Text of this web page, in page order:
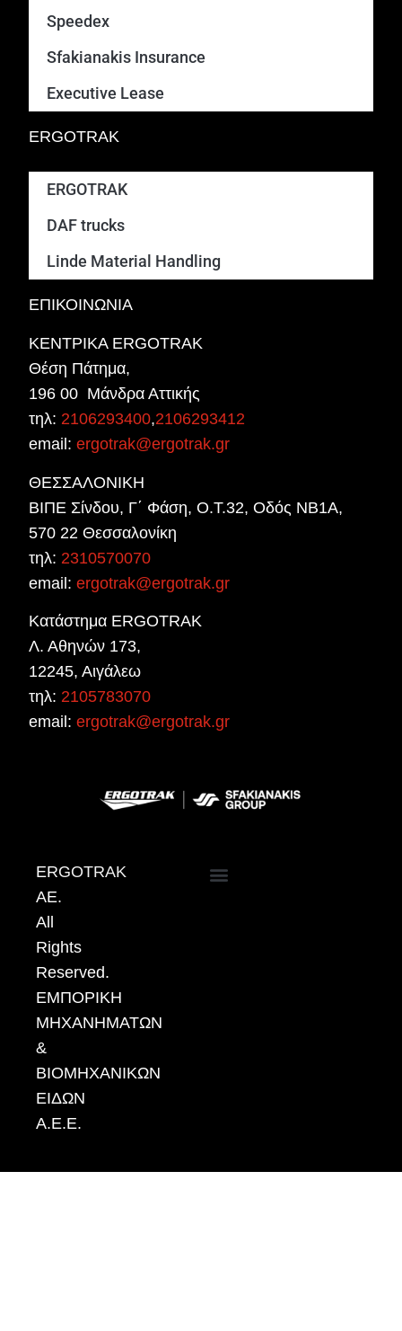
Speedex
Sfakianakis Insurance
Executive Lease
ERGOTRAK
ERGOTRAK
DAF trucks
Linde Material Handling
ΕΠΙΚΟΙΝΩΝΙΑ
ΚΕΝΤΡΙΚΑ ERGOTRAK
Θέση Πάτημα,
196 00 Μάνδρα Αττικής
τηλ: 2106293400,2106293412
email:ergotrak@ergotrak.gr
ΘΕΣΣΑΛΟΝΙΚΗ
ΒΙΠΕ Σίνδου, Γ΄ Φάση, Ο.Τ.32, Οδός ΝΒ1Α,
570 22 Θεσσαλονίκη
τηλ: 2310570070
email:ergotrak@ergotrak.gr
Κατάστημα ERGOTRAK
Λ. Αθηνών 173,
12245, Αιγάλεω
τηλ: 2105783070
email:ergotrak@ergotrak.gr
ERGOTRAK
AE.
All
Rights
Reserved.
ΕΜΠΟΡΙΚΗ
ΜΗΧΑΝΗΜΑΤΩΝ
&
ΒΙΟΜΗΧΑΝΙΚΩΝ
ΕΙΔΩΝ
Α.Ε.Ε.